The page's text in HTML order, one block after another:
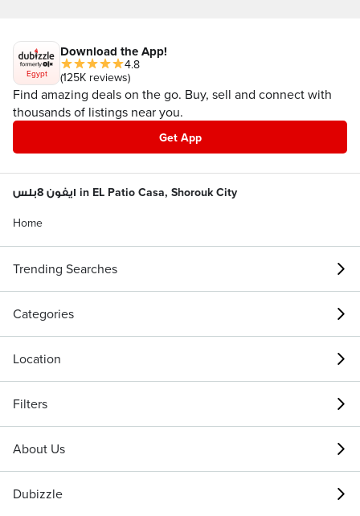
Egypt
Download the App!
4.8
(125K reviews)
Find amazing deals on the go. Buy, sell and connect with
thousands of listings near you.
Get App
ايفون 8بلس in EL Patio Casa, Shorouk City
Home
Trending Searches
Categories
Location
Filters
About Us
Dubizzle